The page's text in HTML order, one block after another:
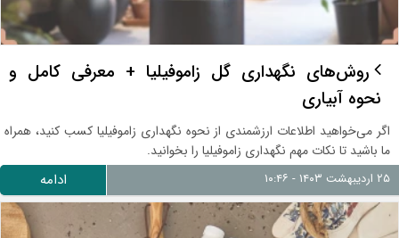
روش‌های نگهداری گل زاموفیلیا + معرفی کامل و
نحوه آبیاری
اگر می‌خواهید اطلاعات ارزشمندی از نحوه نگهداری زاموفیلیا کسب کنید، همراه
ما باشید تا نکات مهم نگهداری زاموفیلیا را بخوانید.
۲۵ اردیبهشت ۱۴۰۳ - ۱۰:۴۶ ادامه